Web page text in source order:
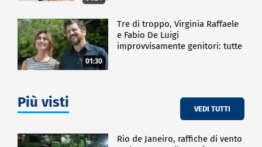
01:30
Tre di troppo, Virginia Raffaele
e Fabio De Luigi
improvvisamente genitori: tutte
Più visti VEDI TUTTI
Rio de Janeiro, raffiche di vento